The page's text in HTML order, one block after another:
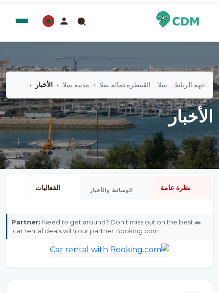
جهة الرباط - سلا - القنيطرةعمالة سلا مدينة سلا الأخبار
الأخبار
نظرة عامة الوسائط والأخبار الفعاليات
🚗
Partner: Need to get around? Don't miss out on the best
car rental deals with our partner Booking.com.